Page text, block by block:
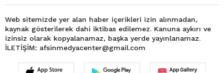
TEKNOLOJİ
3. SAYFA
BÜYÜKŞEHİR BELEDİYESİ
DÜNYA
FOTO GALERİ
KÜLTÜR SANAT
MAGAZİN
OTOMOBİL
SAĞLIK
VIDEO GALERİ
SİYASET
EĞİTİM
SPOR
EKONOMİ
TEKNOLOJİ
3. SAYFA
FOTO GALERİ
KÜLTÜR SANAT
Web sitemizde yer alan haber içerikleri izin alınmadan,
kaynak gösterilerek dahi iktibas edilemez. Kanuna aykırı ve
izinsiz olarak kopyalanamaz, başka yerde yayınlanamaz.
İLETİŞİM: afsinmedyacenter@gmail.com